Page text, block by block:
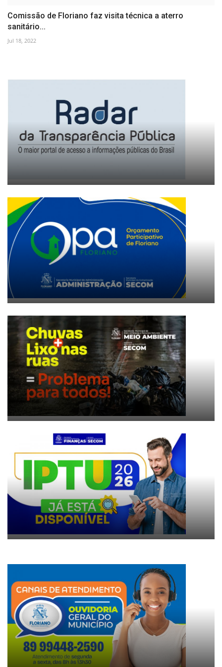
Comissão de Floriano faz visita técnica a aterro
sanitário...
Jul 18, 2022